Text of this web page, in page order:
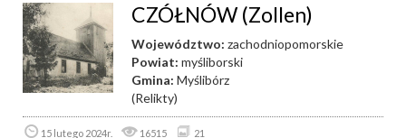
CZÓŁNÓW (Zollen)
Województwo: zachodniopomorskie
Powiat: myśliborski
Gmina: Myślibórz
(Relikty)
15 lutego 2024r. 16515 21